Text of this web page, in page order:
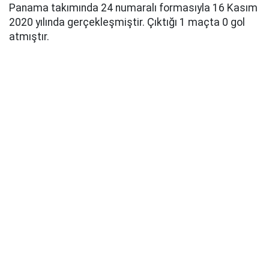
Panama takımında 24 numaralı formasıyla 16 Kasım
2020 yılında gerçekleşmiştir. Çıktığı 1 maçta 0 gol
atmıştır.